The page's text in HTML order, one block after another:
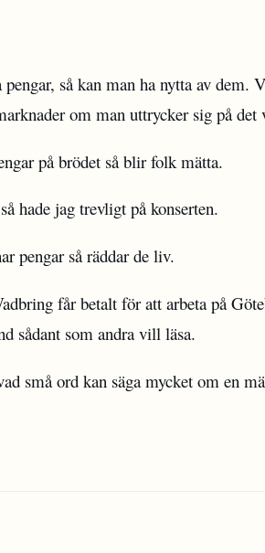
så kan man ha nytta av dem.
om man uttrycker sig på det
på brödet så blir folk mätta.
hade jag trevligt på konserten.
pengar så räddar de liv.
får betalt för att arbeta på
sådant som andra vill läsa.
små ord kan säga mycket om en